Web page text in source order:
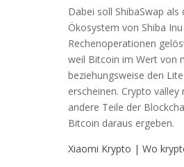
Dabei soll ShibaSwap
Ökosystem von Shiba
Rechenoperationen
weil Bitcoin im Wert von
beziehungsweise den
erscheinen. Crypto
andere Teile der
Bitcoin daraus ergeben.
Xiaomi Krypto | Wo